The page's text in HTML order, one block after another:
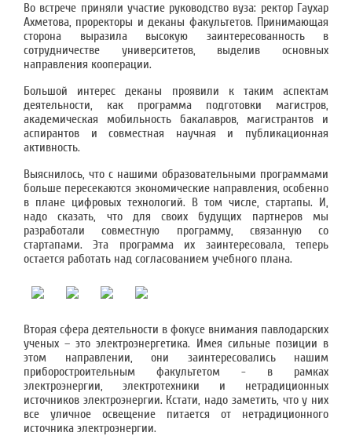
Во встрече приняли участие руководство вуза: ректор Гаухар
Ахметова, проректоры и деканы факультетов. Принимающая
сторона выразила высокую заинтересованность в
сотрудничестве университетов, выделив основных
направления кооперации.
Большой интерес деканы проявили к таким аспектам
деятельности, как программа подготовки магистров,
академическая мобильность бакалавров, магистрантов и
аспирантов и совместная научная и публикационная
активность.
Выяснилось, что с нашими образовательными программами
больше пересекаются экономические направления, особенно
в плане цифровых технологий. В том числе, стартапы. И,
надо сказать, что для своих будущих партнеров мы
разработали совместную программу, связанную со
стартапами. Эта программа их заинтересовала, теперь
остается работать над согласованием учебного плана.
Вторая сфера деятельности в фокусе внимания павлодарских
ученых – это электроэнергетика. Имея сильные позиции в
этом направлении, они заинтересовались нашим
приборостроительным факультетом - в рамках
электроэнергии, электротехники и нетрадиционных
источников электроэнергии. Кстати, надо заметить, что у них
все уличное освещение питается от нетрадиционного
источника электроэнергии.